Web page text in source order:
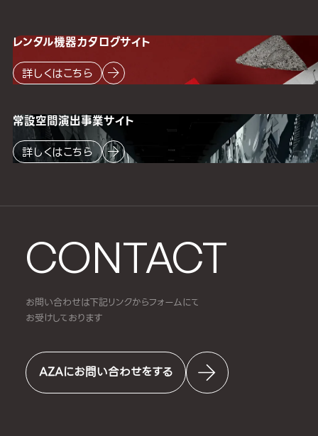
CONTACT
お問い合わせは下記リンクからフォームにて
お受けしております
AZAにお問い合わせをする
レンタル機器カタログサイト
詳しくはこちら
常設空間演出事業サイト
詳しくはこちら